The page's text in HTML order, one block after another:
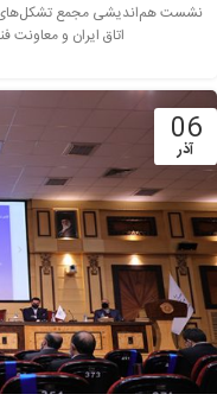
نشست هم‌اندیشی مجمع تشکل‌های
اتاق ایران و معاونت
06
آذر